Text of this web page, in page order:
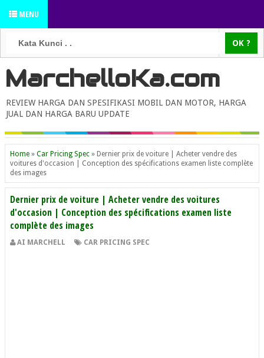
MENU
MarchelloKa.com
REVIEW HARGA DAN SPESIFIKASI MOBIL DAN MOTOR, HARGA
JUAL DAN HARGA BARU UPDATE
Home » Car Pricing Spec » Dernier prix de voiture | Acheter vendre des
voitures d'occasion | Conception des spécifications examen liste complète
des images
Dernier prix de voiture | Acheter vendre des voitures
d'occasion | Conception des spécifications examen liste
complète des images
AI MARCHELL CAR PRICING SPEC